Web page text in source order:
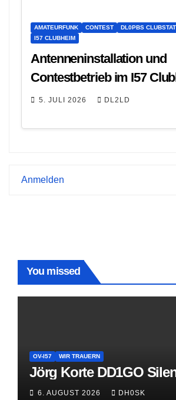
AMATEURFUNK CONTEST
DL0PBS
I57 CLUBHEIM
Antenneninstallation und
Contestbetrieb im I57
5. JULI 2026 DL2LD
Anmelden
You missed
OV-I57 WIR TRAUERN
Jörg Korte DD1GO
6. AUGUST 2026 DH0SK